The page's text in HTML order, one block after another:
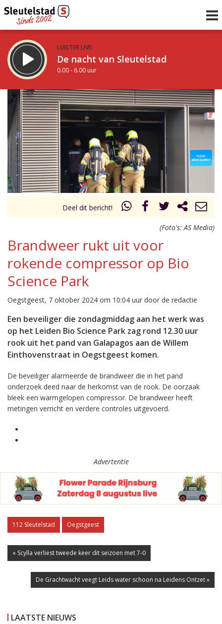
LUISTER LIVE:
De nacht van Sleutelstad
0.00 - 6.00 uur
STRAKS:
De ochtend van Sleutelstad
6.00 - 12.00 uur
Vorig uur
uur 1 van 0 Volgend uur
Inklappen
Deel dit bericht!
(Foto's: AS Media)
Brandweer rukt uit voor
rokende compressor op Bio
Science Park
Oegstgeest, 7 oktober 2024 om 10:04 uur door de redactie
Een beveiliger die zondagmiddag aan het werk was
op het Leiden Bio Science Park zag rond 12.30 uur
rook uit het pand van Galapagos aan de Willem
Einthovenstraat in Oegstgeest komen.
De beveiliger alarmeerde de brandweer die in het pand
onderzoek deed naar de herkomst van de rook. De oorzaak
bleek een warmgelopen compressor. De brandweer heeft
metingen verricht en verdere controles uitgevoerd.
Advertentie
112 Sleutelstad Oegstgeest
« Scylla verliest tweede keer dit seizoen met 7-0
De Grachtwacht veegt Leids water schoon na Leidens Ontzet »
LAATSTE NIEUWS